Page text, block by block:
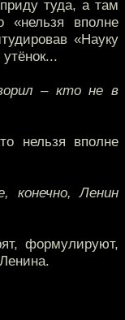
туда, а там
«нельзя вполне
«Науку
– кто не в
нельзя вполне
конечно, Ленин
формулируют,